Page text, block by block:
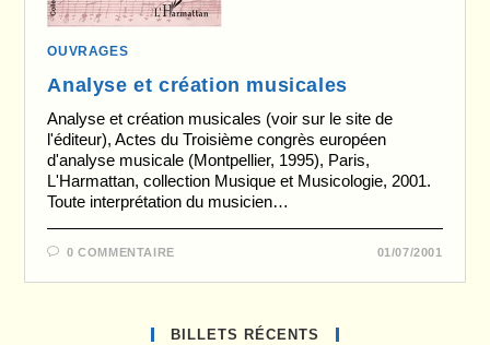
OUVRAGES
Analyse et création musicales
Analyse et création musicales (voir sur le site de
l'éditeur), Actes du Troisième congrès européen
d'analyse musicale (Montpellier, 1995), Paris,
L'Harmattan, collection Musique et Musicologie, 2001.
Toute interprétation du musicien…
0 COMMENTAIRE 01/07/2001
BILLETS RÉCENTS